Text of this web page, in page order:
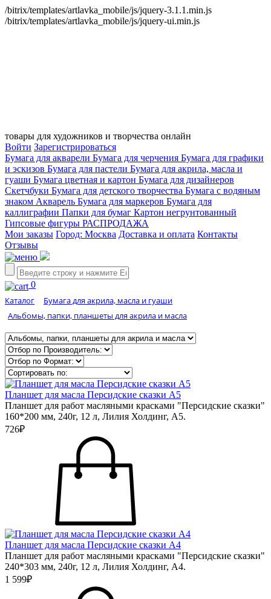
/bitrix/templates/artlavka_mobile/js/jquery-3.1.1.min.js
/bitrix/templates/artlavka_mobile/js/jquery-ui.min.js
товары для художников и творчества онлайн
Войти Зарегистрироваться
Бумага для акварели Бумага для черчения Бумага для графики
и эскизов Бумага для пастели Бумага для акрила, масла и
гуаши Бумага цветная и картон Бумага для дизайнеров
Скетчбуки Бумага для детского творчества Бумага с водяным
знаком Акварель Бумага для маркеров Бумага для
каллиграфии Папки для бумаг Картон негрунтованный
Гипсовые фигуры РАСПРОДАЖА
Мои заказы Город: Москва Доставка и оплата Контакты
Отзывы
0
Каталог
Бумага для акрила, масла и гуаши
Альбомы, папки, планшеты для акрила и масла
Планшет для масла Персидские сказки А5
Планшет для работ масляными красками "Персидские сказки"
160*200 мм, 240г, 12 л, Лилия Холдинг, А5.
726₽
Планшет для масла Персидские сказки А4
Планшет для работ масляными красками "Персидские сказки"
240*303 мм, 240г, 12 л, Лилия Холдинг, А4.
1 599₽